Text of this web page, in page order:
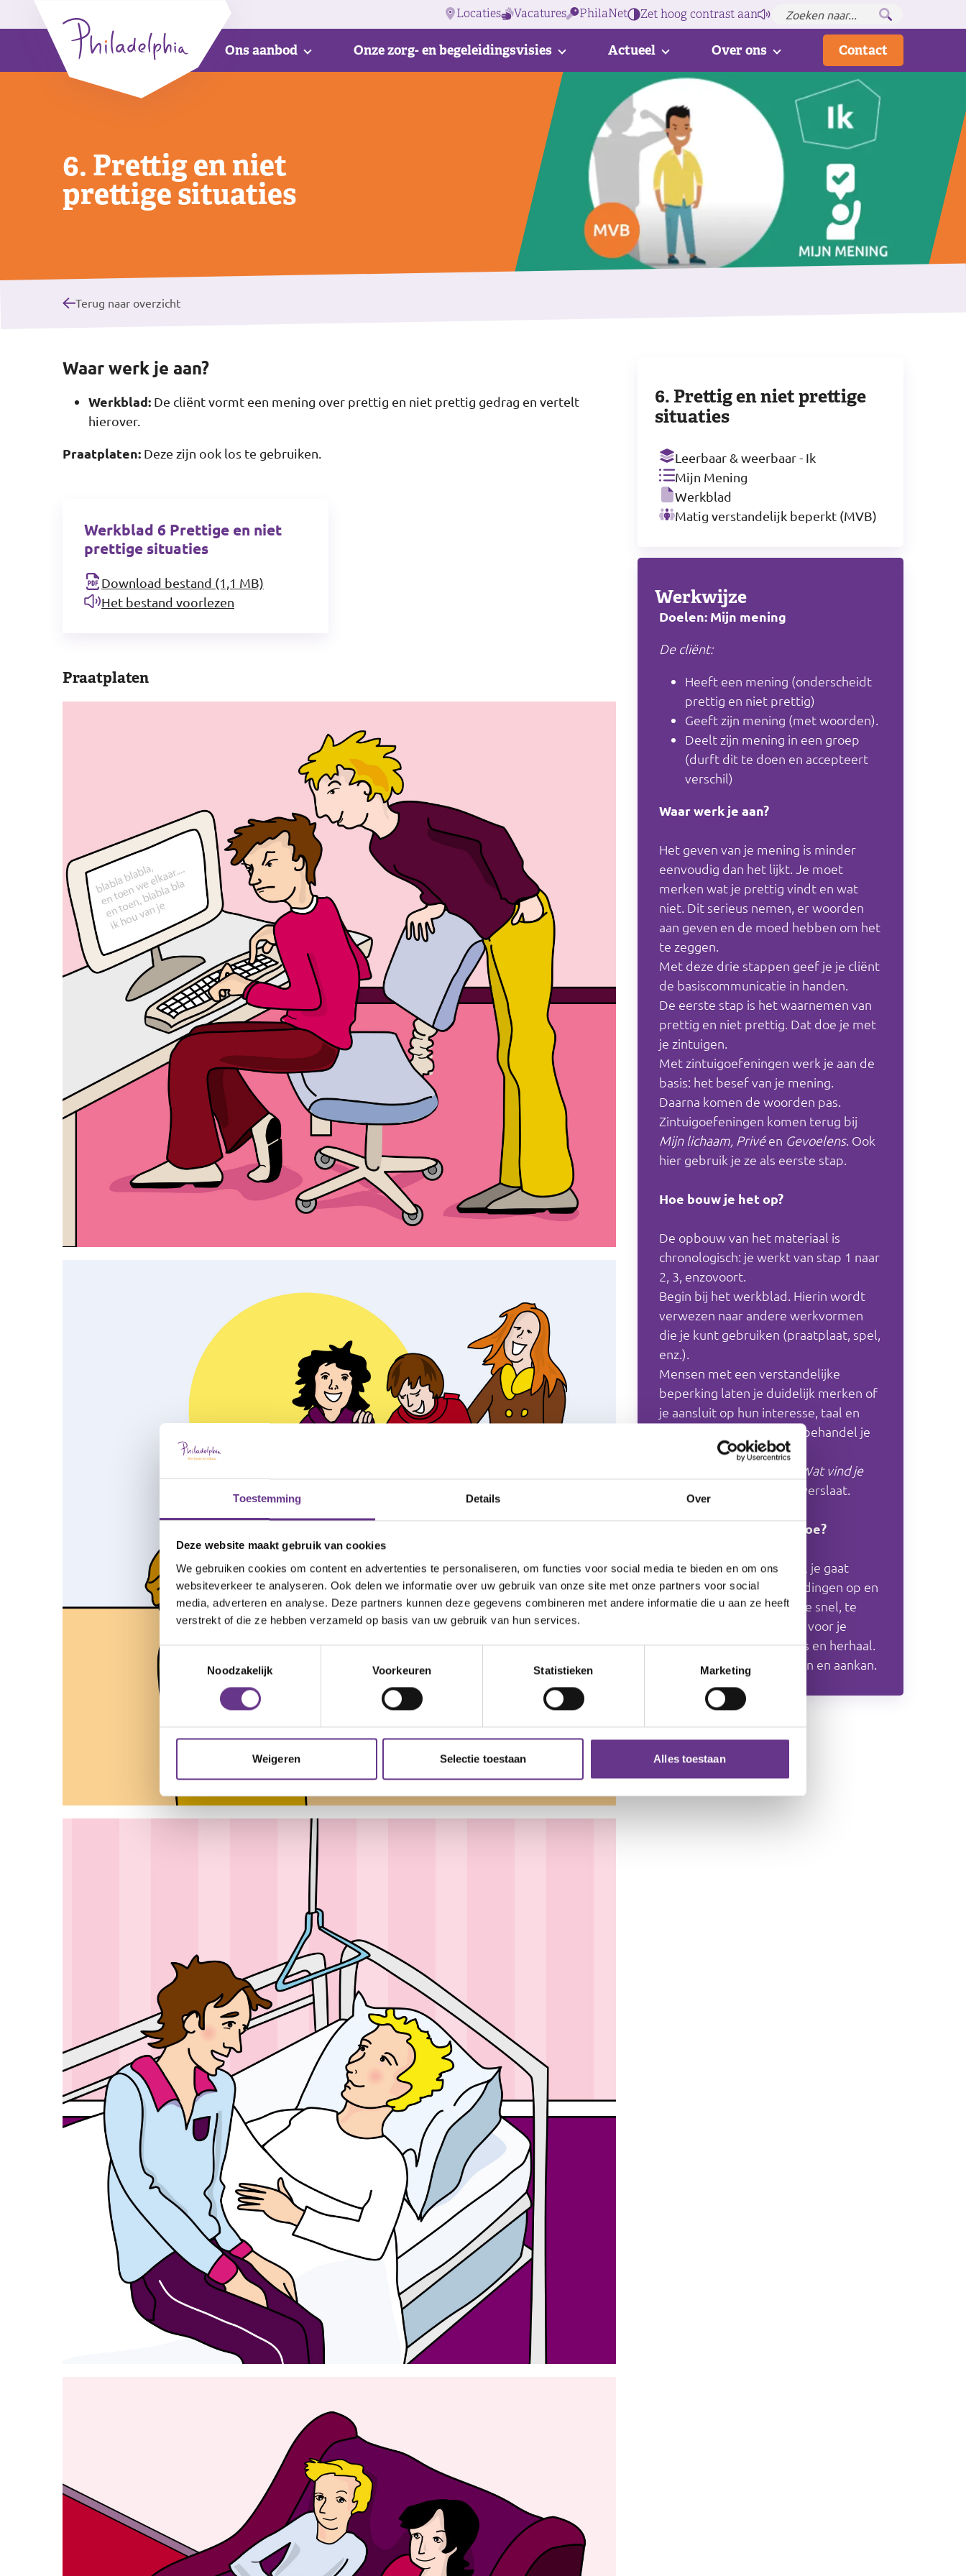
Toestemming Details Over
Deze website maakt gebruik van cookies
We gebruiken cookies om content en advertenties te personaliseren, om functies voor social media te bieden en om ons
websiteverkeer te analyseren. Ook delen we informatie over uw gebruik van onze site met onze partners voor social
media, adverteren en analyse. Deze partners kunnen deze gegevens combineren met andere informatie die u aan ze heeft
verstrekt of die ze hebben verzameld op basis van uw gebruik van hun services.
Noodzakelijk
Voorkeuren Statistieken Marketing
Weigeren Selectie toestaan Alles toestaan
Locaties Vacatures PhilaNet Zet hoog contrast aan
Ons aanbod Onze zorg- en begeleidingsvisies Actueel Over ons Contact
6. Prettig en niet
prettige situaties
Terug naar overzicht
Waar werk je aan?
Werkblad: De cliënt vormt een mening over prettig en niet prettig gedrag en vertelt
hierover.
Praatplaten: Deze zijn ook los te gebruiken.
Werkblad 6 Prettige en niet
prettige situaties
Download bestand (1,1 MB)
Het bestand voorlezen
Praatplaten
6. Prettig en niet prettige
situaties
Leerbaar & weerbaar - Ik
Mijn Mening
Werkblad
Matig verstandelijk beperkt (MVB)
Werkwijze
Doelen: Mijn mening
De cliënt:
Heeft een mening (onderscheidt
prettig en niet prettig)
Geeft zijn mening (met woorden).
Deelt zijn mening in een groep
(durft dit te doen en accepteert
verschil)
Waar werk je aan?
Het geven van je mening is minder
eenvoudig dan het lijkt. Je moet
merken wat je prettig vindt en wat
niet. Dit serieus nemen, er woorden
aan geven en de moed hebben om het
te zeggen.
Met deze drie stappen geef je je cliënt
de basiscommunicatie in handen.
De eerste stap is het waarnemen van
prettig en niet prettig. Dat doe je met
je zintuigen.
Met zintuigoefeningen werk je aan de
basis: het besef van je mening.
Daarna komen de woorden pas.
Zintuigoefeningen komen terug bij
Mijn lichaam, Privéen Gevoelens. Ook
hier gebruik je ze als eerste stap.
Hoe bouw je het op?
De opbouw van het materiaal is
chronologisch: je werkt van stap 1 naar
2, 3, enzovoort.
Begin bij het werkblad. Hierin wordt
verwezen naar andere werkvormen
die je kunt gebruiken (praatplaat, spel,
enz.).
Mensen met een verstandelijke
beperking laten je duidelijk merken of
je aansluit op hun interesse, taal en
niveau. Wat al bekend is, behandel je
kort of sla je over.
Wat vind je
voordat je iets overslaat.
Hoe past de cliënt het toe?
Rapporteer aan welk doel je gaat
werken. Schrijf al je bevindingen op en
evalueer. Stel bij als het ‘te snel, te
moeilijk of te makkelijk’ is voor je
cliënt. Zoek oefensituaties en herhaal.
Bespreek wat de cliënt kan en aankan.